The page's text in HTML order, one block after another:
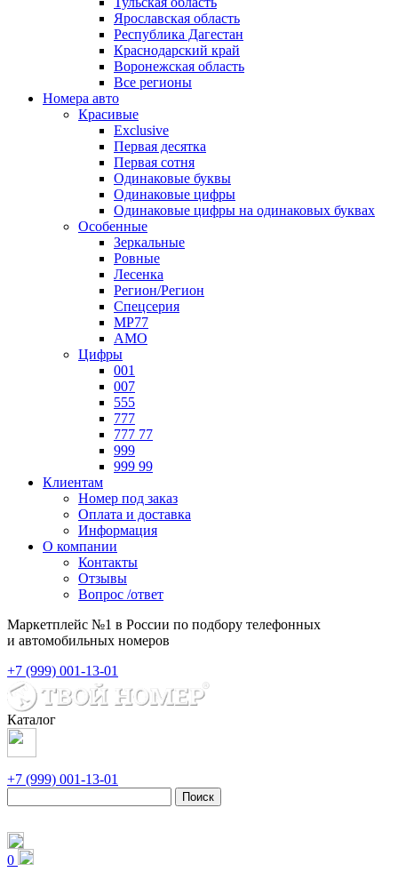
Ярославская область
Республика Дагестан
Краснодарский край
Воронежская область
Все регионы
Номера авто
Красивые
Exclusive
Первая десятка
Первая сотня
Одинаковые буквы
Одинаковые цифры
Одинаковые цифры на одинаковых буквах
Особенные
Зеркальные
Ровные
Лесенка
Регион/Регион
Спецсерия
МР77
АМО
Цифры
001
007
555
777
777 77
999
999 99
Клиентам
Номер под заказ
Оплата и доставка
Информация
О компании
Контакты
Отзывы
Вопрос /ответ
Маркетплейс №1 в России по подбору телефонных
и автомобильных номеров
+7 (999) 001-13-01
Каталог
+7 (999) 001-13-01
Поиск
0